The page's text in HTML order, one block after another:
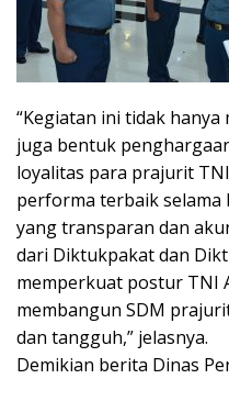
“Kegiatan ini tidak
juga bentuk
loyalitas para prajurit
performa terbaik selama
yang transparan dan
dari Diktukpakat dan
memperkuat postur TNI
membangun SDM
dan tangguh,” jelasnya.
Demikian berita Dinas